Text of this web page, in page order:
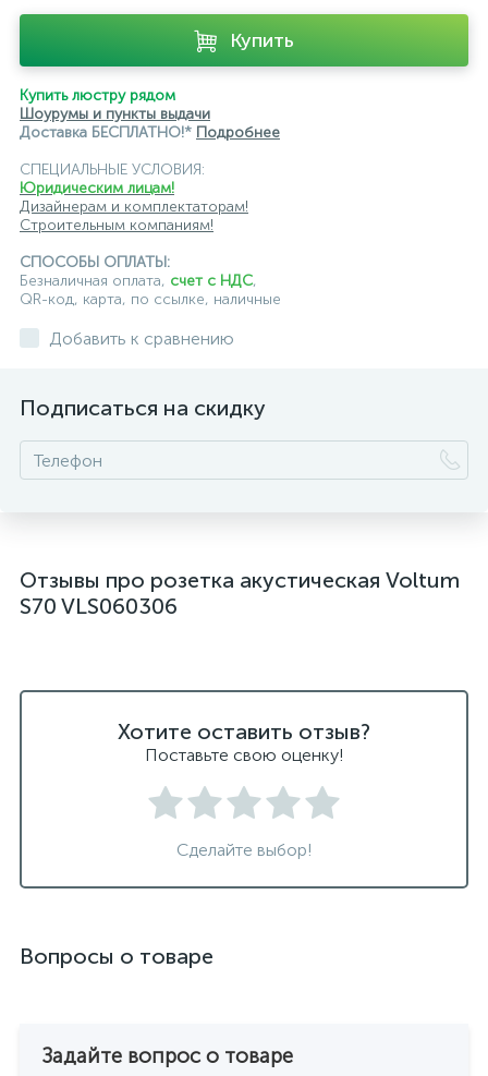
Купить
Купить люстру рядом
Шоурумы и пункты выдачи
Доставка БЕСПЛАТНО!* Подробнее
СПЕЦИАЛЬНЫЕ УСЛОВИЯ:
Юридическим лицам!
Дизайнерам и комплектаторам!
Строительным компаниям!
СПОСОБЫ ОПЛАТЫ:
Безналичная оплата, счет с НДС,
QR-код, карта, по ссылке, наличные
Добавить к сравнению
Подписаться на скидку
Отзывы про розетка акустическая Voltum
S70 VLS060306
Хотите оставить отзыв?
Поставьте свою оценку!
Сделайте выбор!
Вопросы о товаре
Задайте вопрос о товаре